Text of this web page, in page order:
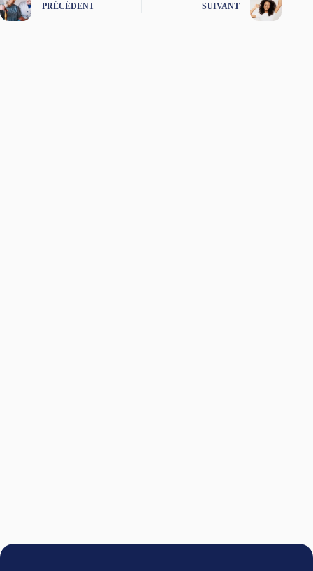
PRÉCÉDENT SUIVANT